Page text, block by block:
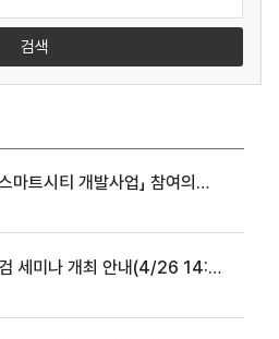
검색
「필리핀 클락 프리포트존 스마트시티 개발사업」 참여의향사 모집 공고
해외프로젝트금융시장 점검 세미나 개최 안내(4/26 14:00~17:00)